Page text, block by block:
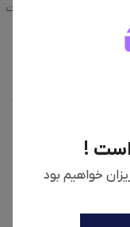
است !
خواهیم بود